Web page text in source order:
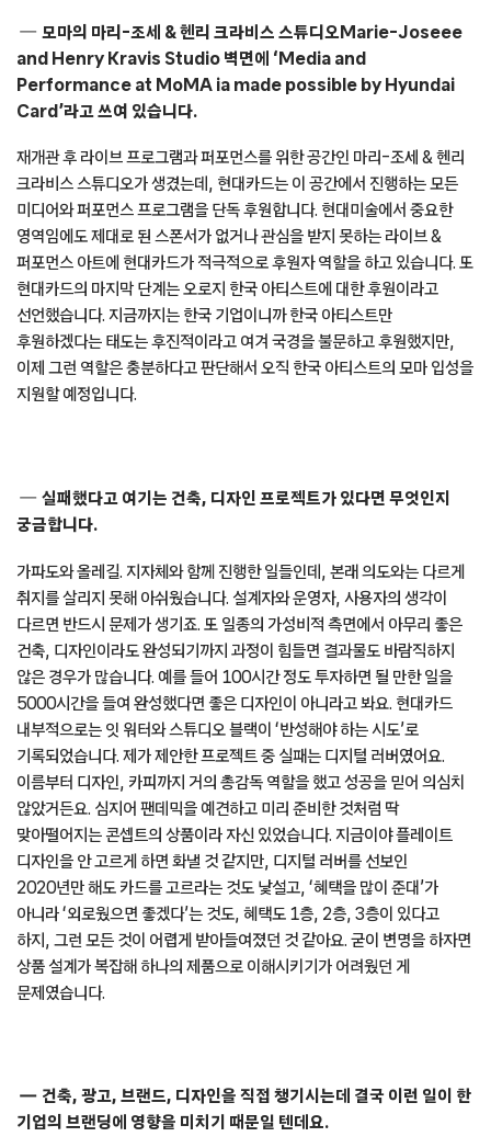
모마의 마리-조세 & 헨리 크라비스 스튜디오Marie-Joseee
and Henry Kravis Studio 벽면에 ‘Media and
Performance at MoMA ia made possible by Hyundai
Card’라고 쓰여 있습니다.
재개관 후 라이브 프로그램과 퍼포먼스를 위한 공간인 마리-조세 & 헨리
크라비스 스튜디오가 생겼는데, 현대카드는 이 공간에서 진행하는 모든
미디어와 퍼포먼스 프로그램을 단독 후원합니다. 현대미술에서 중요한
영역임에도 제대로 된 스폰서가 없거나 관심을 받지 못하는 라이브 &
퍼포먼스 아트에 현대카드가 적극적으로 후원자 역할을 하고 있습니다. 또
현대카드의 마지막 단계는 오로지 한국 아티스트에 대한 후원이라고
선언했습니다. 지금까지는 한국 기업이니까 한국 아티스트만
후원하겠다는 태도는 후진적이라고 여겨 국경을 불문하고 후원했지만,
이제 그런 역할은 충분하다고 판단해서 오직 한국 아티스트의 모마 입성을
지원할 예정입니다.
실패했다고 여기는 건축, 디자인 프로젝트가 있다면 무엇인지
궁금합니다.
가파도와 올레길. 지자체와 함께 진행한 일들인데, 본래 의도와는 다르게
취지를 살리지 못해 아쉬웠습니다. 설계자와 운영자, 사용자의 생각이
다르면 반드시 문제가 생기죠. 또 일종의 가성비적 측면에서 아무리 좋은
건축, 디자인이라도 완성되기까지 과정이 힘들면 결과물도 바람직하지
않은 경우가 많습니다. 예를 들어 100시간 정도 투자하면 될 만한 일을
5000시간을 들여 완성했다면 좋은 디자인이 아니라고 봐요. 현대카드
내부적으로는 잇 워터와 스튜디오 블랙이 ‘반성해야 하는 시도’로
기록되었습니다. 제가 제안한 프로젝트 중 실패는 디지털 러버였어요.
이름부터 디자인, 카피까지 거의 총감독 역할을 했고 성공을 믿어 의심치
않았거든요. 심지어 팬데믹을 예견하고 미리 준비한 것처럼 딱
맞아떨어지는 콘셉트의 상품이라 자신 있었습니다. 지금이야 플레이트
디자인을 안 고르게 하면 화낼 것 같지만, 디지털 러버를 선보인
2020년만 해도 카드를 고르라는 것도 낯설고, ‘혜택을 많이 준대’가
아니라 ‘외로웠으면 좋겠다’는 것도, 혜택도 1층, 2층, 3층이 있다고
하지, 그런 모든 것이 어렵게 받아들여졌던 것 같아요. 굳이 변명을 하자면
상품 설계가 복잡해 하나의 제품으로 이해시키기가 어려웠던 게
문제였습니다.
건축, 광고, 브랜드, 디자인을 직접 챙기시는데 결국 이런 일이 한
기업의 브랜딩에 영향을 미치기 때문일 텐데요.